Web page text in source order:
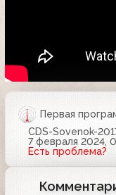
Первая
CDS-Sovenok-
7 февраля 2024,
Есть проблема?